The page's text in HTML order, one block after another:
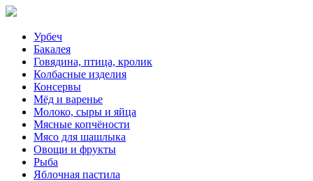
Урбеч
Бакалея
Говядина, птица, кролик
Колбасные изделия
Консервы
Мёд и варенье
Молоко, сыры и яйца
Мясные копчёности
Мясо для шашлыка
Овощи и фрукты
Рыба
Яблочная пастила